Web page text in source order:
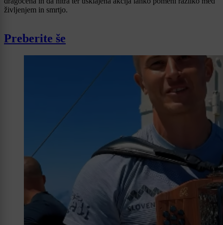
življenjem in smrtjo.
Preberite še